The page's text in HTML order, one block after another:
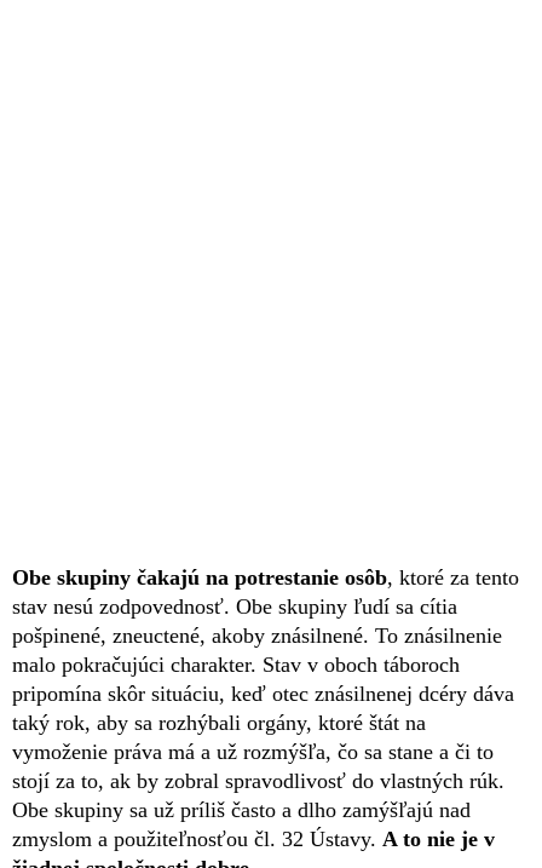
Obe skupiny čakajú na potrestanie osôb, ktoré za tento
stav nesú zodpovednosť. Obe skupiny ľudí sa cítia
pošpinené, zneuctené, akoby znásilnené. To znásilnenie
malo pokračujúci charakter. Stav v oboch táboroch
pripomína skôr situáciu, keď otec znásilnenej dcéry dáva
taký rok, aby sa rozhýbali orgány, ktoré štát na
vymoženie práva má a už rozmýšľa, čo sa stane a či to
stojí za to, ak by zobral spravodlivosť do vlastných rúk.
Obe skupiny sa už príliš často a dlho zamýšľajú nad
zmyslom a použiteľnosťou čl. 32 Ústavy. A to nie je v